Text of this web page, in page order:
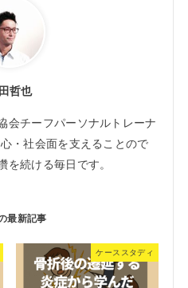
哲也
会チーフパーソナルトレーナ
・社会面を支えることので
を続ける毎日です。
ケーススタディ